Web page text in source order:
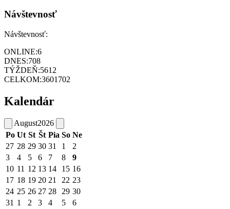
Návštevnosť
Návštevnosť:
ONLINE:6
DNES:708
TÝŽDEŇ:5612
CELKOM:3601702
Kalendár
August2026
Po Ut St Št Pia So Ne
27 28 29 30 31 1
2
3
4 5 6 7 8
9
10 11 12 13 14 15 16
17 18 19 20 21 22 23
24 25 26 27 28 29 30
31 1 2 3 4 5 6